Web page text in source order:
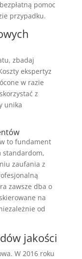
pomoc
przypadku.
zbadaj
ekspertyz
w razie
z
unika
to fundament
standardom,
zaufania z
zawsze dba o
na
od
jakości
W 2016 roku